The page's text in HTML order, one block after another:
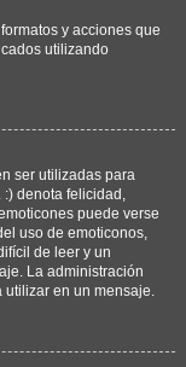
y acciones que
utilizando
ser utilizadas para
denota felicidad,
puede verse
uso de emoticonos,
de leer y un
La administración
en un mensaje.